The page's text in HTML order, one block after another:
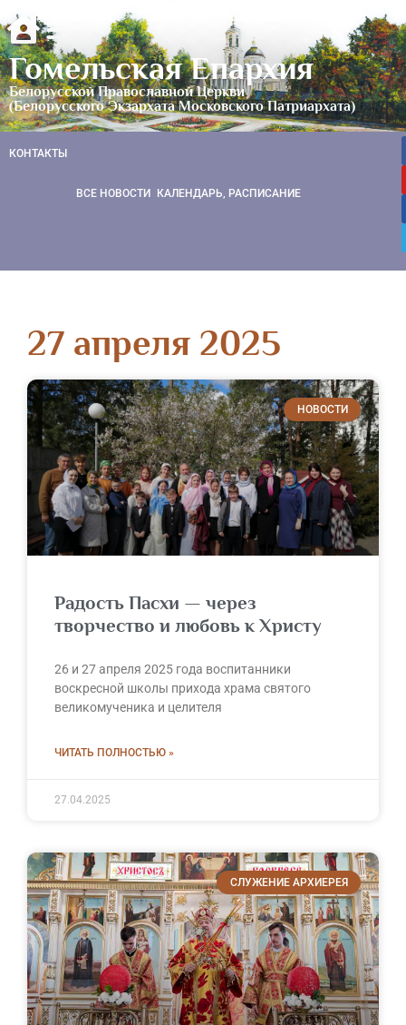
Гомельская Епархия
Белорусской Православной Церкви
(Белорусского Экзархата Московского Патриархата)
КОНТАКТЫ
ВСЕ НОВОСТИ КАЛЕНДАРЬ, РАСПИСАНИЕ
27 апреля 2025
НОВОСТИ
Радость Пасхи — через
творчество и любовь к Христу
26 и 27 апреля 2025 года воспитанники
воскресной школы прихода храма святого
великомученика и целителя
ЧИТАТЬ ПОЛНОСТЬЮ »
27.04.2025
СЛУЖЕНИЕ АРХИЕРЕЯ